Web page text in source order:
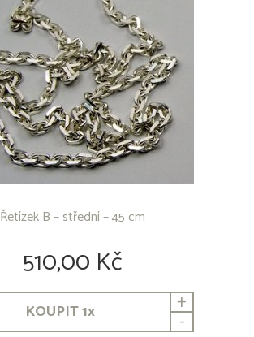
Řetízek B – střední – 45 cm
510,00 Kč
KOUPIT1x +
-